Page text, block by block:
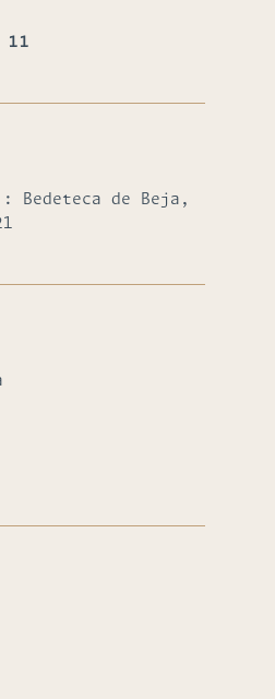
11
Bedeteca de Beja,